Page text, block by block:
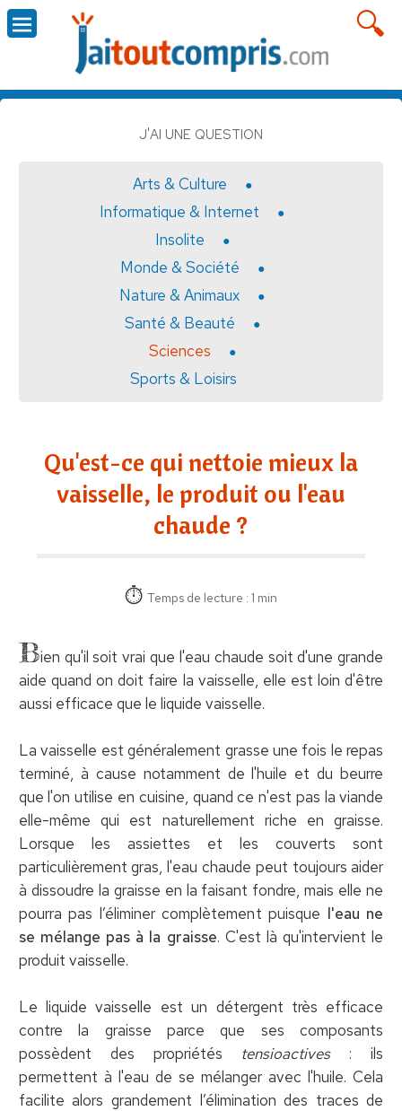
J'AI UNE QUESTION
Arts & Culture
Informatique & Internet
Insolite
Monde & Société
Nature & Animaux
Santé & Beauté
Sciences
Sports & Loisirs
Qu'est-ce qui nettoie mieux la
vaisselle, le produit ou l'eau
chaude ?
Temps de lecture : 1 min
Bien qu'il soit vrai que l'eau chaude soit d'une grande
aide quand on doit faire la vaisselle, elle est loin d'être
aussi efficace que le liquide vaisselle.
La vaisselle est généralement grasse une fois le repas
terminé, à cause notamment de l'huile et du beurre
que l'on utilise en cuisine, quand ce n'est pas la viande
elle-même qui est naturellement riche en graisse.
Lorsque les assiettes et les couverts sont
particulièrement gras, l'eau chaude peut toujours aider
à dissoudre la graisse en la faisant fondre, mais elle ne
pourra pas l’éliminer complètement puisque l'eau ne
se mélange pas à la graisse. C'est là qu'intervient le
produit vaisselle.
Le liquide vaisselle est un détergent très efficace
contre la graisse parce que ses composants
possèdent des propriétés tensioactives: ils
permettent à l'eau de se mélanger avec l'huile. Cela
facilite alors grandement l’élimination des traces de